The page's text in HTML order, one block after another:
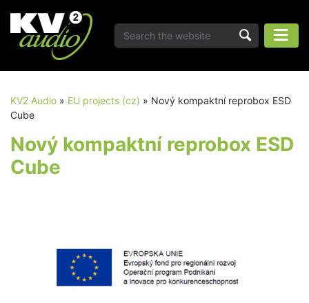
KV2 Audio » EU projects (cz) » Nový kompaktní reprobox ESD
Cube
Nový kompaktní reprobox ESD
Cube